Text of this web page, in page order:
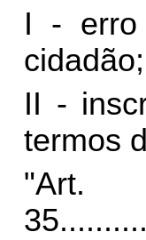
I - erro
cidadão;
II -
termos
"Art.
35.